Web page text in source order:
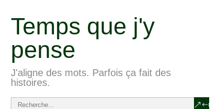
Temps que j'y
pense
J'aligne des mots. Parfois ça fait des
histoires.